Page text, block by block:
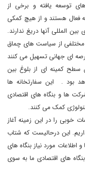
توسعه یافته و برخی از
فعال هستند و از هیچ کمکی
المللی آنها دریغ ندارند.
مختلفی از سیاست های چماق
ای جهانی تسهیل می کنند
سطح کمینه ای از بلوغ بین
بود . این سفارتخانه ها
ها و بنگاه های اقتصادی
کمک می کنند.
خوبی را در این زمینه آغاز
این درحالیست که شتاب
مورد نیاز بنگاه های
های اقتصادی ما به سوی